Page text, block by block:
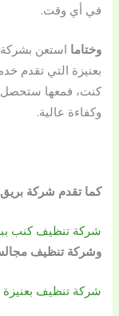
في أي وقت.
وختاما استعن
بعنيزة التي تقدم
كنت، فمعها ستحصل
وكفاءة عالية.
كما تقدم شركة
شركة تنظيف كنب
وشركة تنظيف
شركة تنظيف بعنيزة